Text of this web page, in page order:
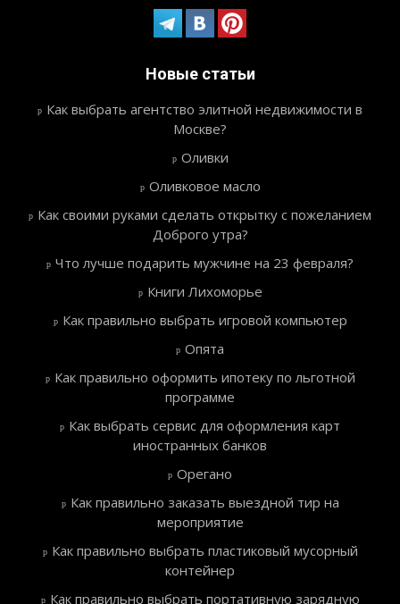
Новые статьи
Как выбрать агентство элитной недвижимости в
Москве?
Оливки
Оливковое масло
Как своими руками сделать открытку с пожеланием
Доброго утра?
Что лучше подарить мужчине на 23 февраля?
Книги Лихоморье
Как правильно выбрать игровой компьютер
Опята
Как правильно оформить ипотеку по льготной
программе
Как выбрать сервис для оформления карт
иностранных банков
Орегано
Как правильно заказать выездной тир на
мероприятие
Как правильно выбрать пластиковый мусорный
контейнер
Как правильно выбрать портативную зарядную